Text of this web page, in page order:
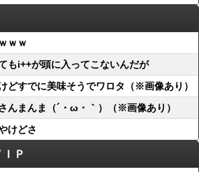
ｗｗ
もi++が頭に入ってこないんだが
どすでに美味そうでワロタ（※画像あり）
んまんま（´・ω・｀）（※画像あり）
けどさ
Ｐ